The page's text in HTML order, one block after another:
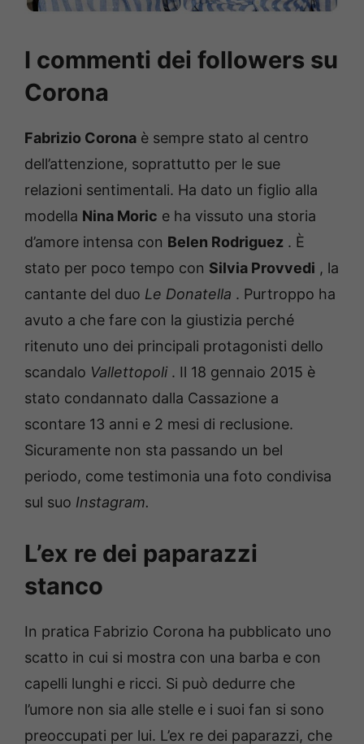
I commenti dei followers su
Corona
Fabrizio Corona è sempre stato al centro
dell’attenzione, soprattutto per le sue
relazioni sentimentali. Ha dato un figlio alla
modella Nina Moric e ha vissuto una storia
d’amore intensa con Belen Rodriguez . È
stato per poco tempo con Silvia Provvedi , la
cantante del duo Le Donatella . Purtroppo ha
avuto a che fare con la giustizia perché
ritenuto uno dei principali protagonisti dello
scandalo Vallettopoli. Il 18 gennaio 2015 è
stato condannato dalla Cassazione a
scontare 13 anni e 2 mesi di reclusione.
Sicuramente non sta passando un bel
periodo, come testimonia una foto condivisa
sul suo Instagram.
L’ex re dei paparazzi
stanco
In pratica Fabrizio Corona ha pubblicato uno
scatto in cui si mostra con una barba e con
capelli lunghi e ricci. Si può dedurre che
l’umore non sia alle stelle e i suoi fan si sono
preoccupati per lui. L’ex re dei paparazzi, che